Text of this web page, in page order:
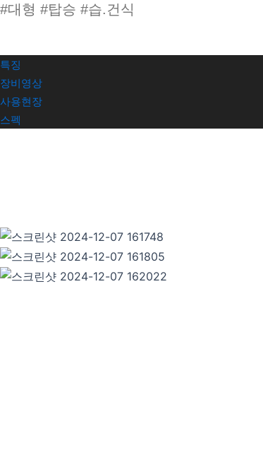
#대형 #탑승 #습.건식​
특징
장비영상
사용현장
스펙